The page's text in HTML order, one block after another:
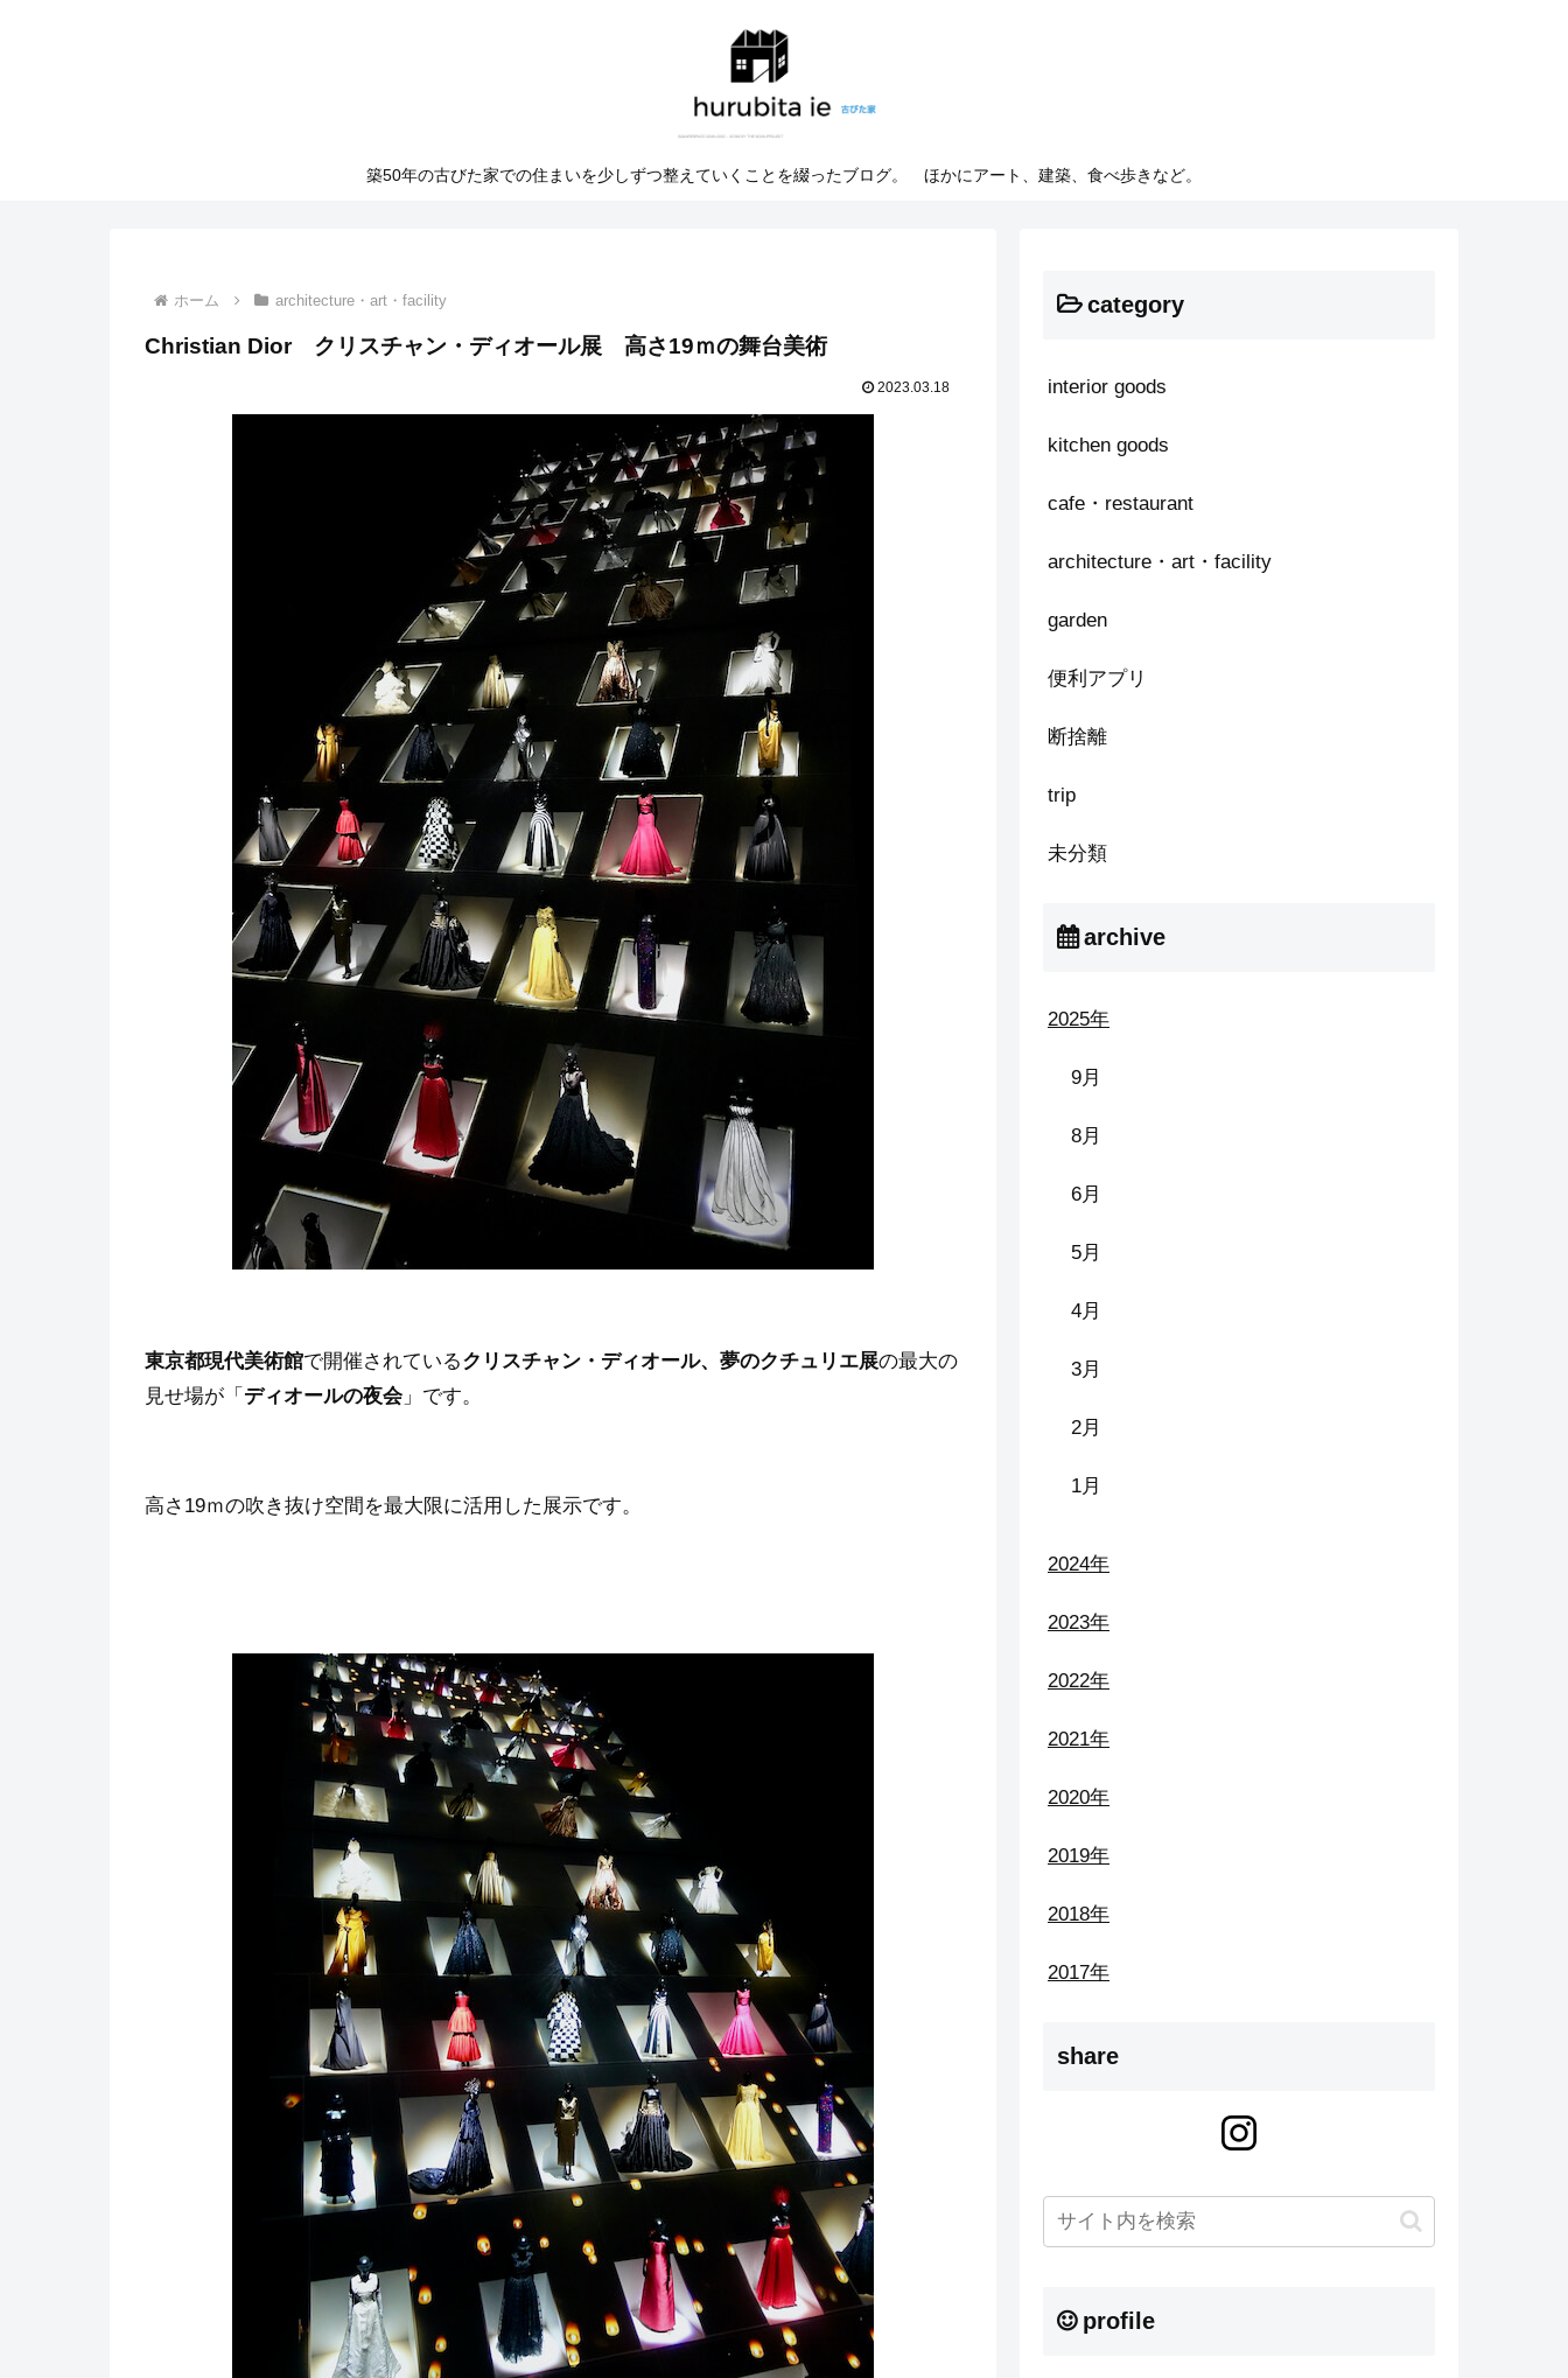
築50年の古びた家での住まいを少しずつ整えていくことを綴ったブログ。 ほかにアート、建築、食べ歩きなど。
ホーム architecture・art・facility
Christian Dior クリスチャン・ディオール展 高さ19ｍの舞台美術
2023.03.18
東京都現代美術館で開催されているクリスチャン・ディオール、夢のクチュリエ展の最大の
見せ場が「 ディオールの夜会 」です。
高さ19ｍの吹き抜け空間を最大限に活用した展示です。
category
interior goods
kitchen goods
cafe・restaurant
architecture・art・facility
garden
便利アプリ
断捨離
trip
未分類
archive
2025年
9月
8月
6月
5月
4月
3月
2月
1月
2024年
2023年
2022年
2021年
2020年
2019年
2018年
2017年
share
profile